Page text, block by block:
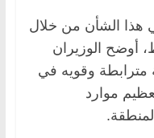
الشأن من خلال
أوضح الوزيران
مترابطة وقويه في
موارد